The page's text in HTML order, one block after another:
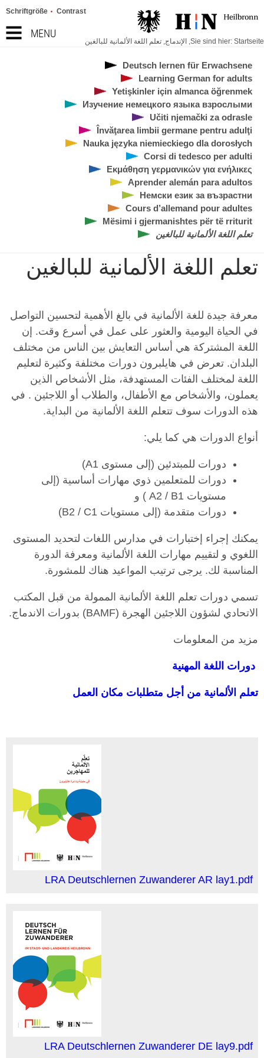
MENU
Schriftgröße Contrast
Sie sind hier: Startseite
, الإندماج, تعلم اللغة الألمانية للبالغين
Deutsch lernen für Erwachsene
Learning German for adults
Yetişkinler için almanca öğrenmek
Изучение немецкого языка взрослыми
Učiti njemački za odrasle
Învăţarea limbii germane pentru adulţi
Nauka języka niemieckiego dla dorosłych
Corsi di tedesco per adulti
Εκμάθηση γερμανικών για ενήλικες
Aprender alemán para adultos
Немски език за възрастни
Cours d’allemand pour adultes
Mësimi i gjermanishtes për të rriturit
تعلم اللغة الألمانية للبالغين
تعلم اللغة الألمانية للبالغين
معرفة جيدة للغة الألمانية في بالغ الأهمية لتحسين التواصل
في الحياة اليومية والعثور على عمل في أسرع وقت. إن
اللغة المشتركة هي أساس التعايش بين الناس من مختلف
البلدان. تعرض في هايلبرون دورات مختلفة وكثيرة لتعليم
اللغة لمختلف الفئات المستهدفة، مثل الأشخاص الذين
يعملون، والأشخاص مع الأطفال، والطلاب أو اللاجئين . في
هذه الدورات سوف تتعلم اللغة الألمانية من البداية.
أنواع الدورات هي كما يلي:
دورات للمبتدئين (إلى مستوى A1)
دورات للمتعلمين ذوي مهارات أساسية (إلى
مستويات A2 / B1 ) و
دورات متقدمة (إلى مستويات B2 / C1)
يمكنك إجراء إختبارات في مدارس اللغات لتحديد المستوى
اللغوي و لتقييم مهارات اللغة الألمانية ومعرفة الدورة
المناسبة لك. يرجى ترتيب المواعيد هناك للمشورة.
تسمي دورات تعلم اللغة الألمانية الممولة من قبل المكتب
الاتحادي لشؤون اللاجئين الهجرة (BAMF) بدورات الاندماج.
مزيد من المعلومات
دورات اللغة المهنية
تعلم الألمانية من أجل متطلبات مكان العمل
LRA Deutschlernen Zuwanderer AR lay1.pdf
LRA Deutschlernen Zuwanderer DE lay9.pdf